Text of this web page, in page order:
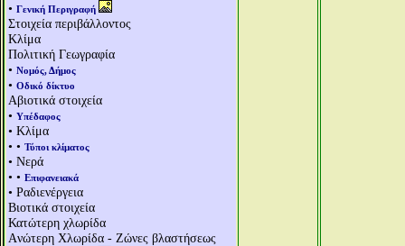
• Γενική Περιγραφή
Στοιχεία περιβάλλοντος
Κλίμα
Πολιτική Γεωγραφία
• Νομός, Δήμος
• Οδικό δίκτυο
Αβιοτικά στοιχεία
• Υπέδαφος
• Κλίμα
• • Τύποι κλίματος
• Νερά
• • Επιφανειακά
• Ραδιενέργεια
Βιοτικά στοιχεία
Κατώτερη χλωρίδα
Aνώτερη Χλωρίδα - Ζώνες βλαστήσεως